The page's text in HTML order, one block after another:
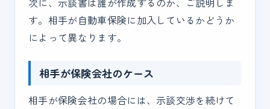
す。相手が自動車保険に加入しているかどうか
によって異なります。
相手が保険会社のケース
相手が保険会社の場合には、示談交渉を続けて